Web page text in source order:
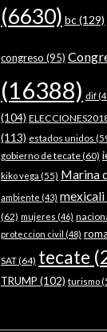
(6630) bc(129)
congreso (95)
(16388) dif
(104)
(113) estados unidos
gobierno de tecate(60)
kiko vega (55) Marina
ambiente (43) mexicali
(62) mujeres (46)
proteccion civil (48)
SAT(64) tecate
TRUMP (102) turismo